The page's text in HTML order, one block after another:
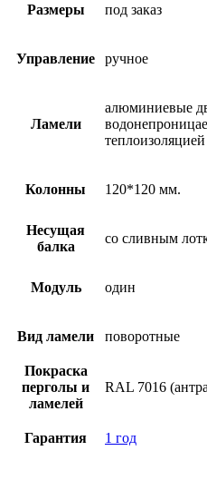
Размеры под заказ
Управление ручное
Ламели
алюминиевые
Колонны 120*120 мм.
Несущая
балка
со сливным
Модуль один
Вид ламели поворотные
Покраска
перголы и
ламелей
RAL 7016
Гарантия 1 год